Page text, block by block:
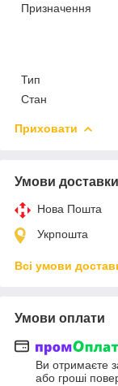
Призначення
Тип
Стан
Приховати
Умови доставки
Нова Пошта
Укрпошта
Всі умови
Умови оплати
Ви отримаєте
або гроші